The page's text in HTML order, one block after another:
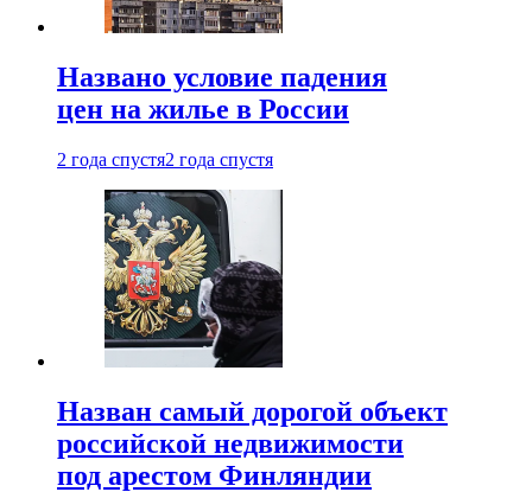
Названо условие падения
цен на жилье в России
2 года спустя2 года спустя
Назван самый дорогой объект
российской недвижимости
под арестом Финляндии